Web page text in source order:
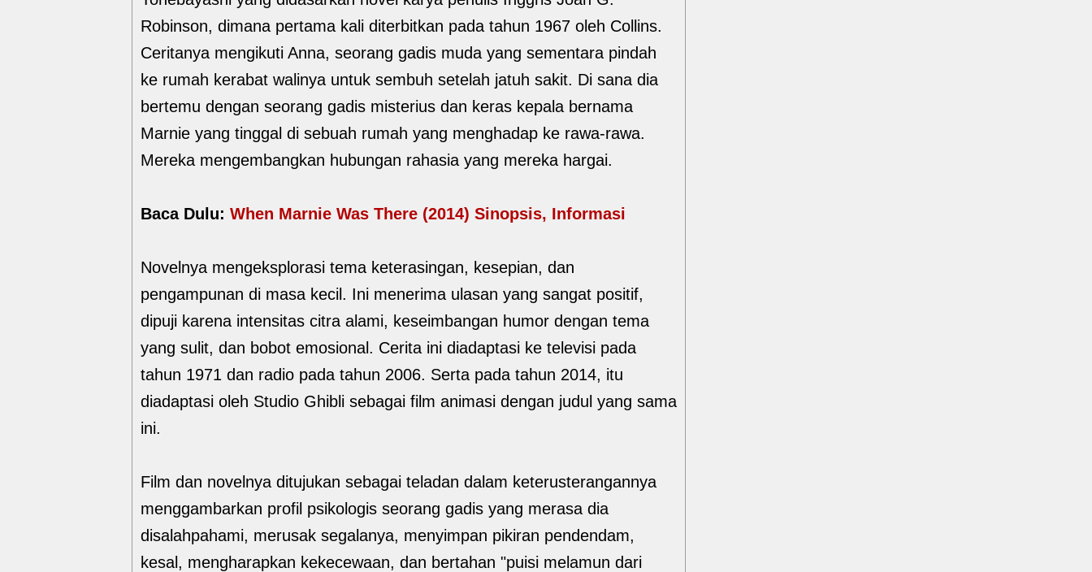
Robinson, dimana pertama kali diterbitkan pada tahun 1967 oleh Collins.
Ceritanya mengikuti Anna, seorang gadis muda yang sementara pindah
ke rumah kerabat walinya untuk sembuh setelah jatuh sakit. Di sana dia
bertemu dengan seorang gadis misterius dan keras kepala bernama
Marnie yang tinggal di sebuah rumah yang menghadap ke rawa-rawa.
Mereka mengembangkan hubungan rahasia yang mereka hargai.
Baca Dulu: When Marnie Was There (2014) Sinopsis, Informasi
Novelnya mengeksplorasi tema keterasingan, kesepian, dan
pengampunan di masa kecil. Ini menerima ulasan yang sangat positif,
dipuji karena intensitas citra alami, keseimbangan humor dengan tema
yang sulit, dan bobot emosional. Cerita ini diadaptasi ke televisi pada
tahun 1971 dan radio pada tahun 2006. Serta pada tahun 2014, itu
diadaptasi oleh Studio Ghibli sebagai film animasi dengan judul yang sama
ini.
Film dan novelnya ditujukan sebagai teladan dalam keterusterangannya
menggambarkan profil psikologis seorang gadis yang merasa dia
disalahpahami, merusak segalanya, menyimpan pikiran pendendam,
kesal, mengharapkan kekecewaan, dan bertahan "puisi melamun dari